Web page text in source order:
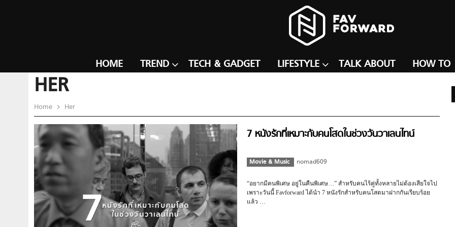
HOME TREND TECH & GADGET LIFESTYLE TALK ABOUT HOW TO
HER
Home Her
7 หนังรักที่เหมาะกับคนโสดในช่วงวันวาเลนไทน์
Movie & Music nomad609
“อยากมีคนพิเศษ อยู่ในคืนพิเศษ…” สำหรับคนไร้คู่ทั้งหลายไม่ต้องเสียใจไป
เพราะวันนี้ Favforward ได้นำ 7 หนังรักสำหรับคนโสดมาฝากกันเรียบร้อย
แล้ว …